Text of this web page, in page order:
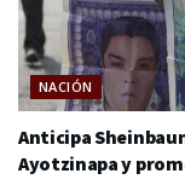
NACIÓN
Anticipa
Ayotzinapa y